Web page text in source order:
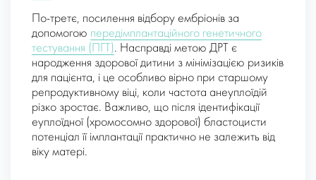
По-третє, посилення відбору ембріонів за
допомогою передімплантаційного генетичного
тестування (ПГТ). Насправді метою ДРТ є
народження здорової дитини з мінімізацією ризиків
для пацієнта, і це особливо вірно при старшому
репродуктивному віці, коли частота анеуплоїдій
різко зростає. Важливо, що після ідентифікації
еуплоїдної (хромосомно здорової) бластоцисти
потенціал її імплантації практично не залежить від
віку матері.